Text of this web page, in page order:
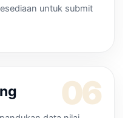
untuk submit